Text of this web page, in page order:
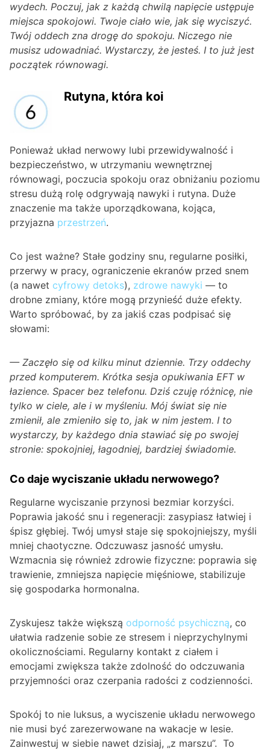
wydech. Poczuj, jak z każdą chwilą napięcie ustępuje
miejsca spokojowi. Twoje ciało wie, jak się wyciszyć.
Twój oddech zna drogę do spokoju. Niczego nie
musisz udowadniać. Wystarczy, że jesteś. I to już jest
początek równowagi.
Rutyna, która koi
Ponieważ układ nerwowy lubi przewidywalność i
bezpieczeństwo, w utrzymaniu wewnętrznej
równowagi, poczucia spokoju oraz obniżaniu poziomu
stresu dużą rolę odgrywają nawyki i rutyna. Duże
znaczenie ma także uporządkowana, kojąca,
przyjazna przestrzeń.
Co jest ważne? Stałe godziny snu, regularne posiłki,
przerwy w pracy, ograniczenie ekranów przed snem
(a nawet cyfrowy detoks), zdrowe nawyki — to
drobne zmiany, które mogą przynieść duże efekty.
Warto spróbować, by za jakiś czas podpisać się
słowami:
— Zaczęło się od kilku minut dziennie. Trzy oddechy
przed komputerem. Krótka sesja opukiwania EFT w
łazience. Spacer bez telefonu. Dziś czuję różnicę, nie
tylko w ciele, ale i w myśleniu. Mój świat się nie
zmienił, ale zmieniło się to, jak w nim jestem. I to
wystarczy, by każdego dnia stawiać się po swojej
stronie: spokojniej, łagodniej, bardziej świadomie.
Co daje wyciszanie układu nerwowego?
Regularne wyciszanie przynosi bezmiar korzyści.
Poprawia jakość snu i regeneracji: zasypiasz łatwiej i
śpisz głębiej. Twój umysł staje się spokojniejszy, myśli
mniej chaotyczne. Odczuwasz jasność umysłu.
Wzmacnia się również zdrowie fizyczne: poprawia się
trawienie, zmniejsza napięcie mięśniowe, stabilizuje
się gospodarka hormonalna.
Zyskujesz także większą odporność psychiczną, co
ułatwia radzenie sobie ze stresem i nieprzychylnymi
okolicznościami. Regularny kontakt z ciałem i
emocjami zwiększa także zdolność do odczuwania
przyjemności oraz czerpania radości z codzienności.
Spokój to nie luksus, a wyciszenie układu nerwowego
nie musi być zarezerwowane na wakacje w lesie.
Zainwestuj w siebie nawet dzisiaj, „z marszu”. To